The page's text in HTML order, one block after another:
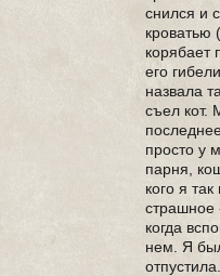
снился и
кроватью
корябает
его
назвала
съел кот.
просто у
парня,
кого я
страшное
когда
нем. Я